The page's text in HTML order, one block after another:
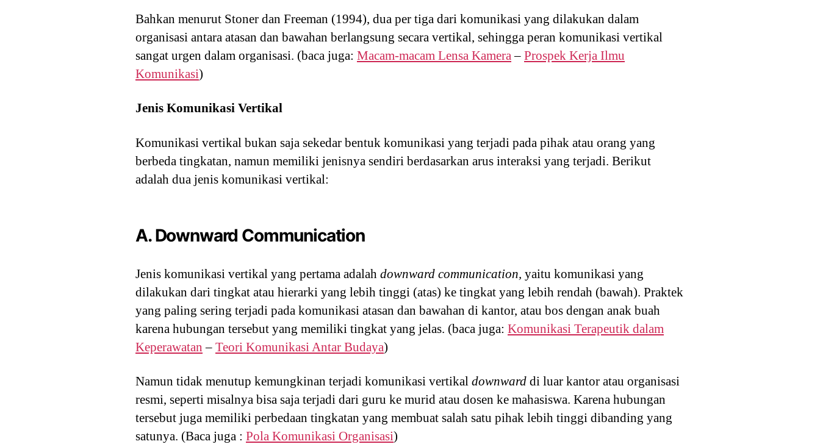
Bahkan menurut Stoner dan Freeman (1994), dua per tiga dari komunikasi yang dilakukan dalam
organisasi antara atasan dan bawahan berlangsung secara vertikal, sehingga peran komunikasi vertikal
sangat urgen dalam organisasi. (baca juga: Macam-macam Lensa Kamera– Prospek Kerja Ilmu
Komunikasi)
Jenis Komunikasi Vertikal
Komunikasi vertikal bukan saja sekedar bentuk komunikasi yang terjadi pada pihak atau orang yang
berbeda tingkatan, namun memiliki jenisnya sendiri berdasarkan arus interaksi yang terjadi. Berikut
adalah dua jenis komunikasi vertikal:
A. Downward Communication
Jenis komunikasi vertikal yang pertama adalah downward communication, yaitu komunikasi yang
dilakukan dari tingkat atau hierarki yang lebih tinggi (atas) ke tingkat yang lebih rendah (bawah). Praktek
yang paling sering terjadi pada komunikasi atasan dan bawahan di kantor, atau bos dengan anak buah
karena hubungan tersebut yang memiliki tingkat yang jelas. (baca juga: Komunikasi Terapeutik dalam
Keperawatan – Teori Komunikasi Antar Budaya)
Namun tidak menutup kemungkinan terjadi komunikasi vertikal downward di luar kantor atau organisasi
resmi, seperti misalnya bisa saja terjadi dari guru ke murid atau dosen ke mahasiswa. Karena hubungan
tersebut juga memiliki perbedaan tingkatan yang membuat salah satu pihak lebih tinggi dibanding yang
satunya. (Baca juga : Pola Komunikasi Organisasi)